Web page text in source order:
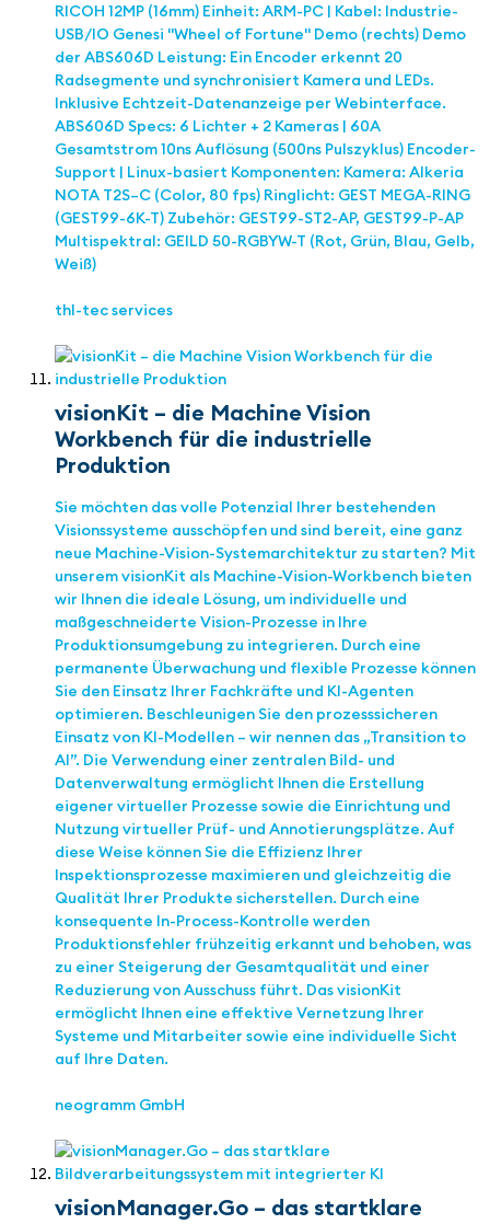
RICOH 12MP (16mm) Einheit: ARM-PC | Kabel: Industrie-
USB/IO Genesi "Wheel of Fortune" Demo (rechts) Demo
der ABS606D Leistung: Ein Encoder erkennt 20
Radsegmente und synchronisiert Kamera und LEDs.
Inklusive Echtzeit-Datenanzeige per Webinterface.
ABS606D Specs: 6 Lichter + 2 Kameras | 60A
Gesamtstrom 10ns Auflösung (500ns Pulszyklus) Encoder-
Support | Linux-basiert Komponenten: Kamera: Alkeria
NOTA T2S–C (Color, 80 fps) Ringlicht: GEST MEGA-RING
(GEST99-6K-T) Zubehör: GEST99-ST2-AP, GEST99-P-AP
Multispektral: GEILD 50-RGBYW-T (Rot, Grün, Blau, Gelb,
Weiß)
thl-tec services
visionKit – die Machine Vision
Workbench für die industrielle
Produktion
Sie möchten das volle Potenzial Ihrer bestehenden
Visionssysteme ausschöpfen und sind bereit, eine ganz
neue Machine-Vision-Systemarchitektur zu starten? Mit
unserem visionKit als Machine-Vision-Workbench bieten
wir Ihnen die ideale Lösung, um individuelle und
maßgeschneiderte Vision-Prozesse in Ihre
Produktionsumgebung zu integrieren. Durch eine
permanente Überwachung und flexible Prozesse können
Sie den Einsatz Ihrer Fachkräfte und KI-Agenten
optimieren. Beschleunigen Sie den prozesssicheren
Einsatz von KI-Modellen – wir nennen das „Transition to
AI”. Die Verwendung einer zentralen Bild- und
Datenverwaltung ermöglicht Ihnen die Erstellung
eigener virtueller Prozesse sowie die Einrichtung und
Nutzung virtueller Prüf- und Annotierungsplätze. Auf
diese Weise können Sie die Effizienz Ihrer
Inspektionsprozesse maximieren und gleichzeitig die
Qualität Ihrer Produkte sicherstellen. Durch eine
konsequente In-Process-Kontrolle werden
Produktionsfehler frühzeitig erkannt und behoben, was
zu einer Steigerung der Gesamtqualität und einer
Reduzierung von Ausschuss führt. Das visionKit
ermöglicht Ihnen eine effektive Vernetzung Ihrer
Systeme und Mitarbeiter sowie eine individuelle Sicht
auf Ihre Daten.
neogramm GmbH
visionManager.Go – das startklare